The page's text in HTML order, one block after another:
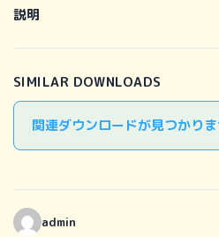
説明
SIMILAR DOWNLOADS
関連ダウンロードが見つかり
admin